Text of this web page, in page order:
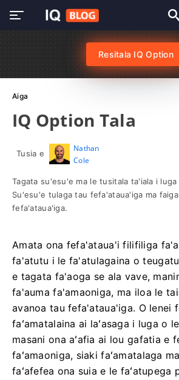
Resitala IQ Option
Aiga
IQ Option Tala
Tusia e
Nathan
Cole
Tagata su'esu'e ma le tusitala ta'iala i luga
Su'esu'e tulaga tau fefa'ataua'iga ma
fefa'ataua'iga.
Amata ona fefa'ataua'i filifiliga
fa'atutu i le fa'atulagaina o
e tagata fa'aoga se ala vave,
fa'auma fa'amaoniga, ma iloa le
avanoa tau fefa'ataua'iga. O lenei
faʻamatalaina ai laʻasaga i luga o
masani ona aʻafia ai lou gafatia e
faʻamaoniga, siaki faʻamatalaga
faʻafefea ona suia e le faʻatupega